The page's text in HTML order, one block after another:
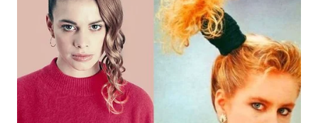
WAHANA
UMKM
WAHANA
SELEB